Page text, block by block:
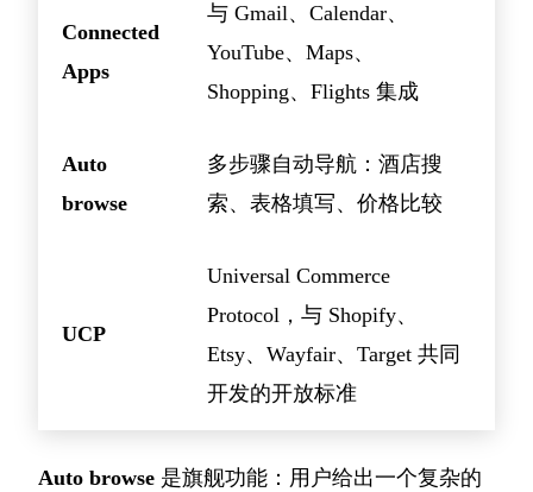
Connected
Apps
与 Gmail、Calendar、
YouTube、Maps、
Shopping、Flights 集成
Auto
browse
多步骤自动导航：酒店搜
索、表格填写、价格比较
UCP
Universal Commerce
Protocol，与 Shopify、
Etsy、Wayfair、Target 共同
开发的开放标准
Auto browse 是旗舰功能：用户给出一个复杂的